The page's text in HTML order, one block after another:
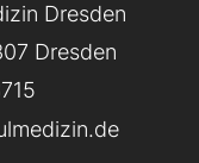
Dresden
Dresden